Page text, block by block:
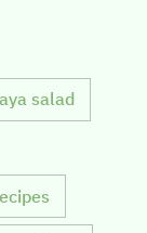
salad